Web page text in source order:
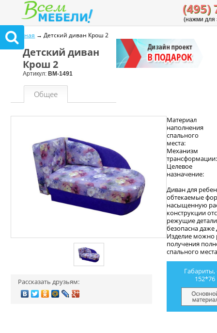
(495)
(нажми для
Главная → Детский диван Крош 2
Детский диван
Крош 2
Артикул: ВМ-1491
Общее
Рассказать друзьям:
Материал
наполнения
спального
места:
Механизм
трансформации:
Целевое
назначение:
Диван для
обтекаемые
насыщенную
конструкции
режущие
безопасна даже
Изделие можно
получения
спального
комфортным и
искривиться
комплекте
подушка из
Габариты,
152*76